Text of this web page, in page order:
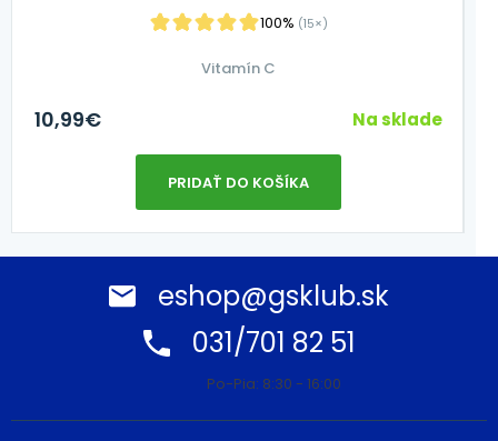
100% (15×)
Vitamín C
10,99€ Na sklade
PRIDAŤ DO KOŠÍKA
eshop@gsklub.sk
031/701 82 51
Po-Pia: 8:30 - 16:00